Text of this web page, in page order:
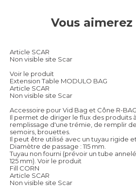
Vous aimerez
Article SCAR
Non visible site Scar
Voir le produit
Extension Table MODULO BAG
Article SCAR
Non visible site Scar
Accessoire pour Vid Bag et Cône R-BAG.
Il permet de diriger le flux des produits
remplissage d'une trémie, de remplir
semoirs, brouettes.
Il peut être utilisé avec un tuyau rigide
Diamètre de passage : 115 mm.
Tuyau non fourni (prévoir un tube
125 mm). Voir le produit
Fill CORN
Article SCAR
Non visible site Scar